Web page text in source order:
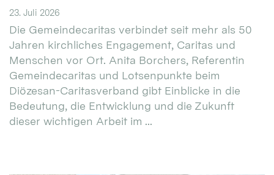
23. Juli 2026
Die Gemeindecaritas verbindet seit mehr als 50
Jahren kirchliches Engagement, Caritas und
Menschen vor Ort. Anita Borchers, Referentin
Gemeindecaritas und Lotsenpunkte beim
Diözesan-Caritasverband gibt Einblicke in die
Bedeutung, die Entwicklung und die Zukunft
dieser wichtigen Arbeit im ...